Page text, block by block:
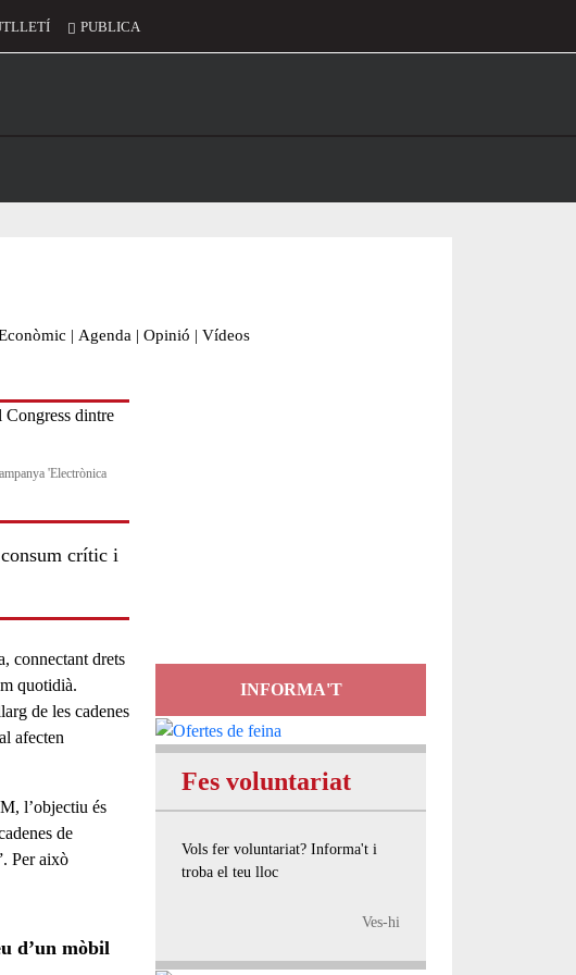
PUBLICA
menu
| Agenda | Opinió | Vídeos
'Electrònica
crític i
, connectant drets
quotidià.
de les cadenes
afecten
l’objectiu és
de
Per això
d’un mòbil
INFORMA'T
Fes voluntariat
Vols fer voluntariat? Informa't i
troba el teu lloc
Ves-hi